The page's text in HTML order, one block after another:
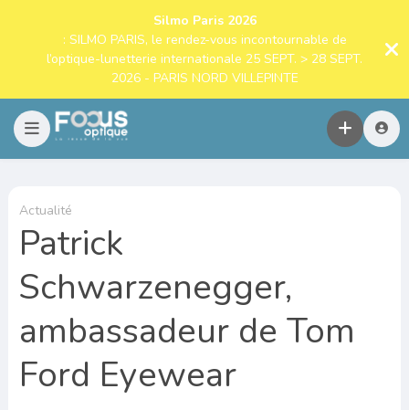
Silmo Paris 2026
: SILMO PARIS, le rendez-vous incontournable de
l’optique-lunetterie internationale 25 SEPT. > 28 SEPT.
2026 - PARIS NORD VILLEPINTE
Actualité
Patrick
Schwarzenegger,
ambassadeur de Tom
Ford Eyewear